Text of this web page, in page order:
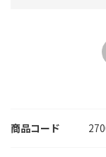
商品コード